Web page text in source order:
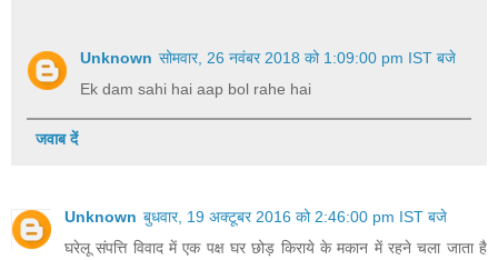
Unknown सोमवार, 26 नवंबर 2018 को 1:09:00 pm IST बजे
Ek dam sahi hai aap bol rahe hai
जवाब दें
Unknown बुधवार, 19 अक्टूबर 2016 को 2:46:00 pm IST बजे
घरेलू संपत्ति विवाद में एक पक्ष घर छोड़ किराये के मकान में रहने चला जाता है